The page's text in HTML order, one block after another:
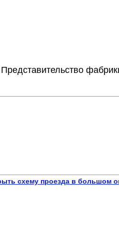
схему проезда в большом